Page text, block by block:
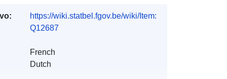
https://wiki.statbel.fgov.be/wiki/Item:
Q12687
French
Dutch